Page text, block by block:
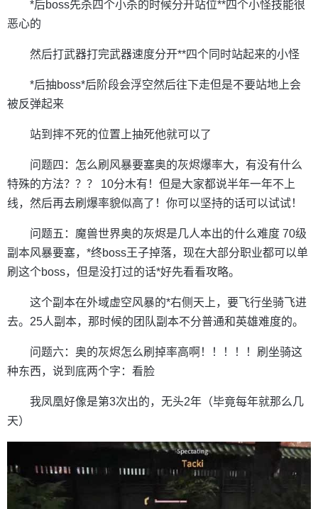
*后boss先杀四个小杀的时候分开站位**四个小怪技能很
恶心的
然后打武器打完武器速度分开**四个同时站起来的小怪
*后抽boss*后阶段会浮空然后往下走但是不要站地上会
被反弹起来
站到摔不死的位置上抽死他就可以了
问题四：怎么刷风暴要塞奥的灰烬爆率大，有没有什么
特殊的方法？？？ 10分木有！但是大家都说半年一年不上
线，然后再去刷爆率貌似高了！你可以坚持的话可以试试！
问题五：魔兽世界奥的灰烬是几人本出的什么难度 70级
副本风暴要塞，*终boss王子掉落，现在大部分职业都可以单
刷这个boss，但是没打过的话*好先看看攻略。
这个副本在外域虚空风暴的*右侧天上，要飞行坐骑飞进
去。25人副本，那时候的团队副本不分普通和英雄难度的。
问题六：奥的灰烬怎么刷掉率高啊！！！！！刷坐骑这
种东西，说到底两个字：看脸
我凤凰好像是第3次出的，无头2年（毕竟每年就那么几
天）